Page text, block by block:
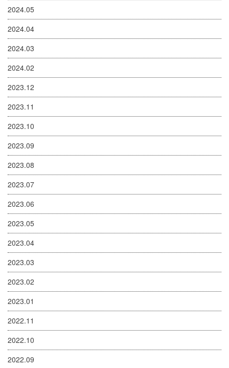
2024.05
2024.04
2024.03
2024.02
2023.12
2023.11
2023.10
2023.09
2023.08
2023.07
2023.06
2023.05
2023.04
2023.03
2023.02
2023.01
2022.11
2022.10
2022.09